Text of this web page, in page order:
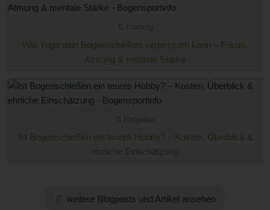
Wie Yoga dein Bogenschießen verbessern kann – Fokus,
Atmung & mentale Stärke
Ist Bogenschießen ein teures Hobby? – Kosten, Überblick &
ehrliche Einschätzung
weitere Blogposts und Artikel ansehen